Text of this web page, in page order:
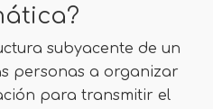
subyacente de un
personas a organizar
para transmitir el